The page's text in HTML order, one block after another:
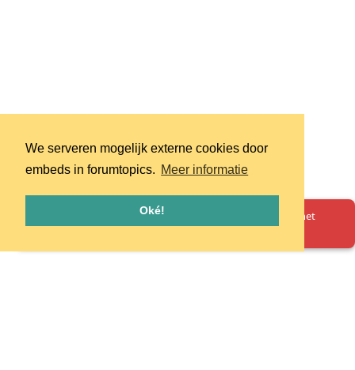
We serveren mogelijk externe cookies door
embeds in forumtopics. Meer informatie
Oké!
Oeps! Er is iets misgegaan. Herlaad de pagina en probeer het
opnieuw.